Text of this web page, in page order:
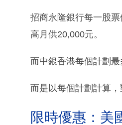
招商永隆銀行每一股
高月供20,000元。
而中銀香港每個計劃
而是以每個計劃計算
限時優惠：美